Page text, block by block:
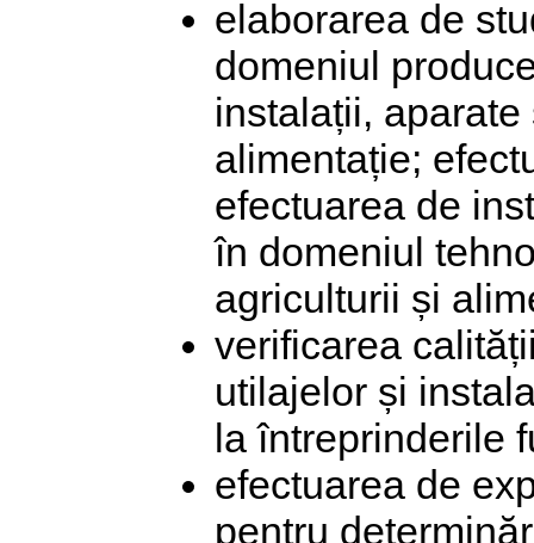
elaborarea de
domeniul
instalații,
alimentație;
efectuarea de
în domeniul
agriculturii și
verificarea
utilajelor și
la întreprinderile
efectuarea de
pentru